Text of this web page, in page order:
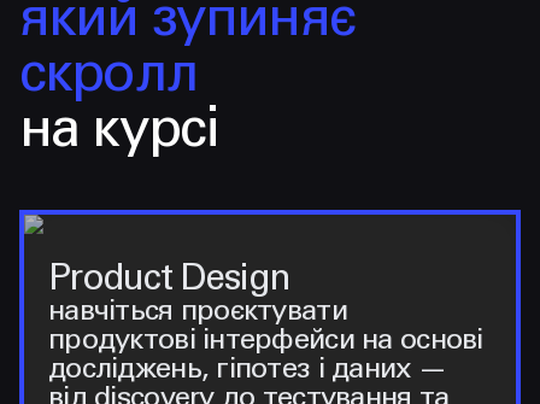
який зупиняє
скролл
на курсі
Product Design
навчіться проєктувати
продуктові інтерфейси на основі
досліджень, гіпотез і даних —